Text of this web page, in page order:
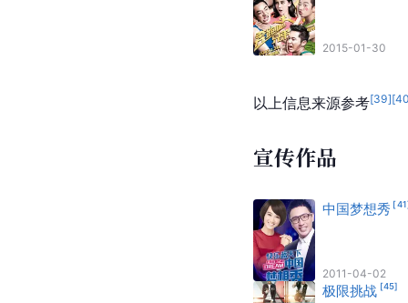
2015-01-30
以上信息来源参考[39][
宣传作品
中国梦想秀 [41
2011-04-02
极限挑战 [45]